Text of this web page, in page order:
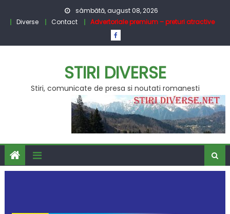
sâmbătă, august 08, 2026
Diverse
Contact Advertoriale premium – preturi atractive
STIRI DIVERSE
Stiri, comunicate de presa si noutati romanesti